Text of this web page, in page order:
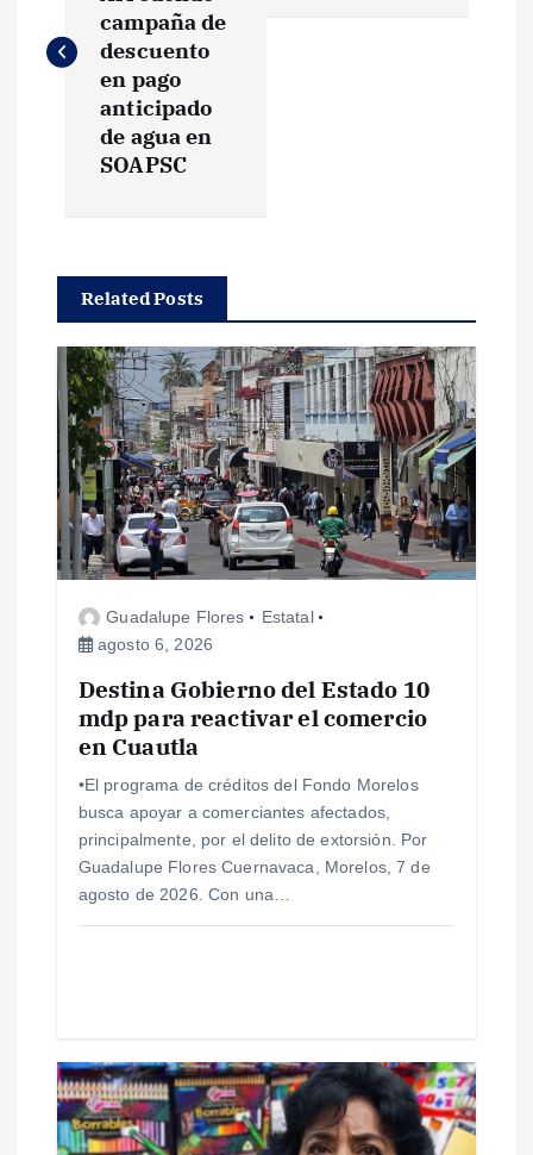
v
c
ó
n
d
e
campaña de
descuento
en pago
anticipado
de agua en
SOAPSC
Related Posts
Guadalupe Flores
Estatal
agosto 6, 2026
Destina Gobierno del Estado 10
mdp para reactivar el comercio
en Cuautla
•El programa de créditos del Fondo Morelos
busca apoyar a comerciantes afectados,
principalmente, por el delito de extorsión. Por
Guadalupe Flores Cuernavaca, Morelos, 7 de
agosto de 2026. Con una…